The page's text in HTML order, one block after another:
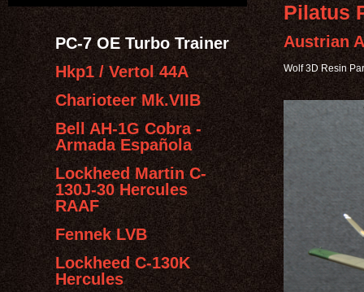
Pilatus
Austrian
Wolf 3D Resin
PC-7 OE Turbo Trainer
Hkp1 / Vertol 44A
Charioteer Mk.VIIB
Bell AH-1G Cobra -
Armada Española
Lockheed Martin C-
130J-30 Hercules
RAAF
Fennek LVB
Lockheed C-130K
Hercules